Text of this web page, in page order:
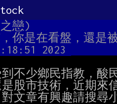
戀)
你是在看盤，還是
2023
不少鄉民指教，酸
股市技術，近期來
文章有興趣請搜尋